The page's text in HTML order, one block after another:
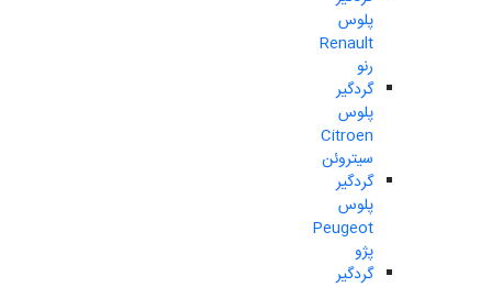
پلوس
Renault
رنو
گردگیر
پلوس
Citroen
سیتروئن
گردگیر
پلوس
Peugeot
پژو
گردگیر